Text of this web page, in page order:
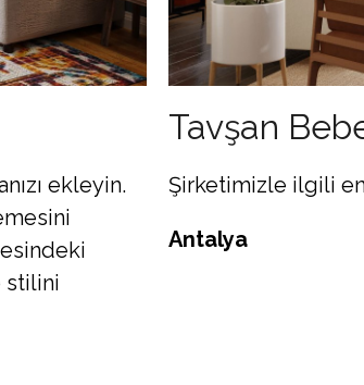
ekleyin.
stilini
Tavşan
Şirketimizle ilgili
Antalya